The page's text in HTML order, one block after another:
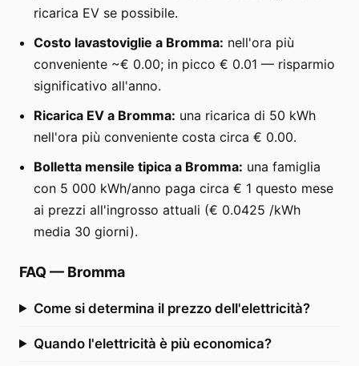
ricarica EV se possibile.
Costo lavastoviglie a Bromma: nell'ora più
conveniente ~€ 0.00; in picco € 0.01 — risparmio
significativo all'anno.
Ricarica EV a Bromma: una ricarica di 50 kWh
nell'ora più conveniente costa circa € 0.00.
Bolletta mensile tipica a Bromma: una famiglia
con 5 000 kWh/anno paga circa € 1 questo mese
ai prezzi all'ingrosso attuali (€ 0.0425 /kWh
media 30 giorni).
FAQ — Bromma
Come si determina il prezzo dell'elettricità?
Quando l'elettricità è più economica?